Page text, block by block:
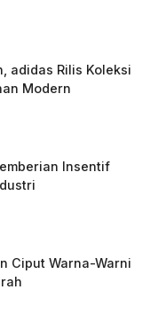
adidas Rilis Koleksi
Modern
Insentif
Ciput Warna-Warni